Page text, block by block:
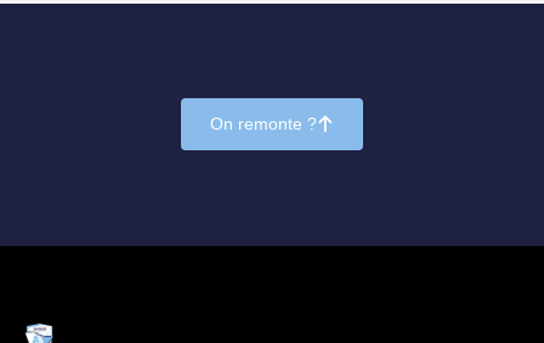
On remonte ?􀄨